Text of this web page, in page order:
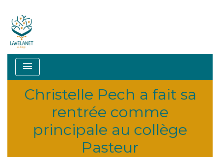
menu
Christelle Pech a fait sa
rentrée comme
principale au collège
Pasteur